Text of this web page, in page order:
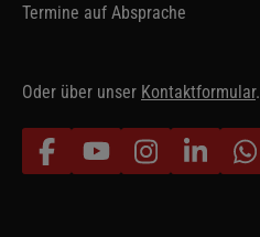
Termine auf Absprache
Oder über unser Kontaktformular.